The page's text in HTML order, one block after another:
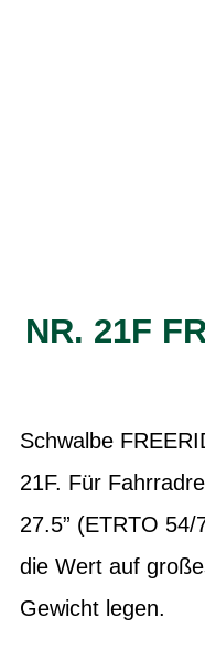
NR. 21F
Schwalbe
21F. Für
27.5” (ETRTO
die Wert auf
Gewicht legen.